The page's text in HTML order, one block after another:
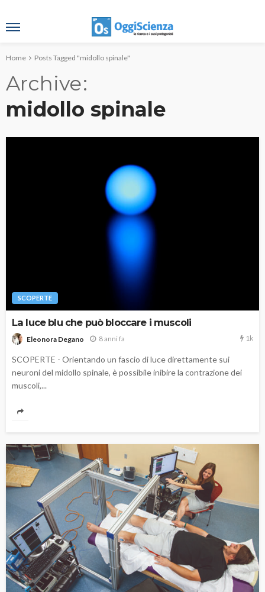
Home Posts Tagged "midollo spinale"
Archive
midollo spinale
SCOPERTE
La luce blu che può bloccare i muscoli
Eleonora Degano 8 anni fa 1k
SCOPERTE - Orientando un fascio di luce direttamente sui
neuroni del midollo spinale, è possibile inibire la contrazione dei
muscoli,...